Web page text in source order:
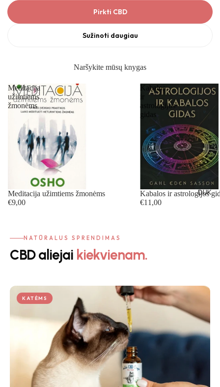
DUK
Pirkti CBD
Sužinoti daugiau
Naršykite mūsų knygas
Meditacija
užimtiems
žmonėms
Meditacija užimtiems žmonėms
€9,00
Kabalos
ir
astrologijos
gidas
Kabalos ir astrologijos
€11,00
NATŪRALUS SPRENDIMAS
CBD aliejai kiekvienam.
KATĖMS